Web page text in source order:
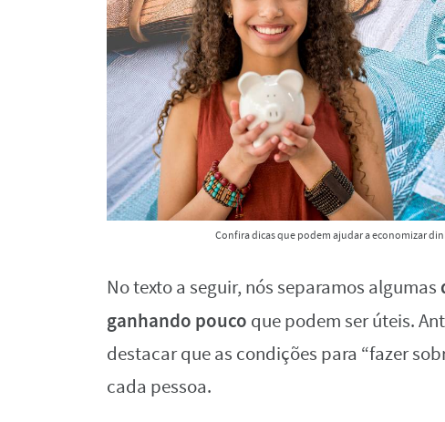
Confira dicas que podem ajudar a economizar
No texto a seguir, nós separamos algumas
ganhando pouco que podem ser úteis.
destacar que as condições para “fazer
cada pessoa.